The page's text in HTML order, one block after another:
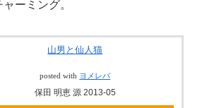
ーミング。
山男と仙人猫
posted with ヨメレバ
保田 明恵 源 2013-05